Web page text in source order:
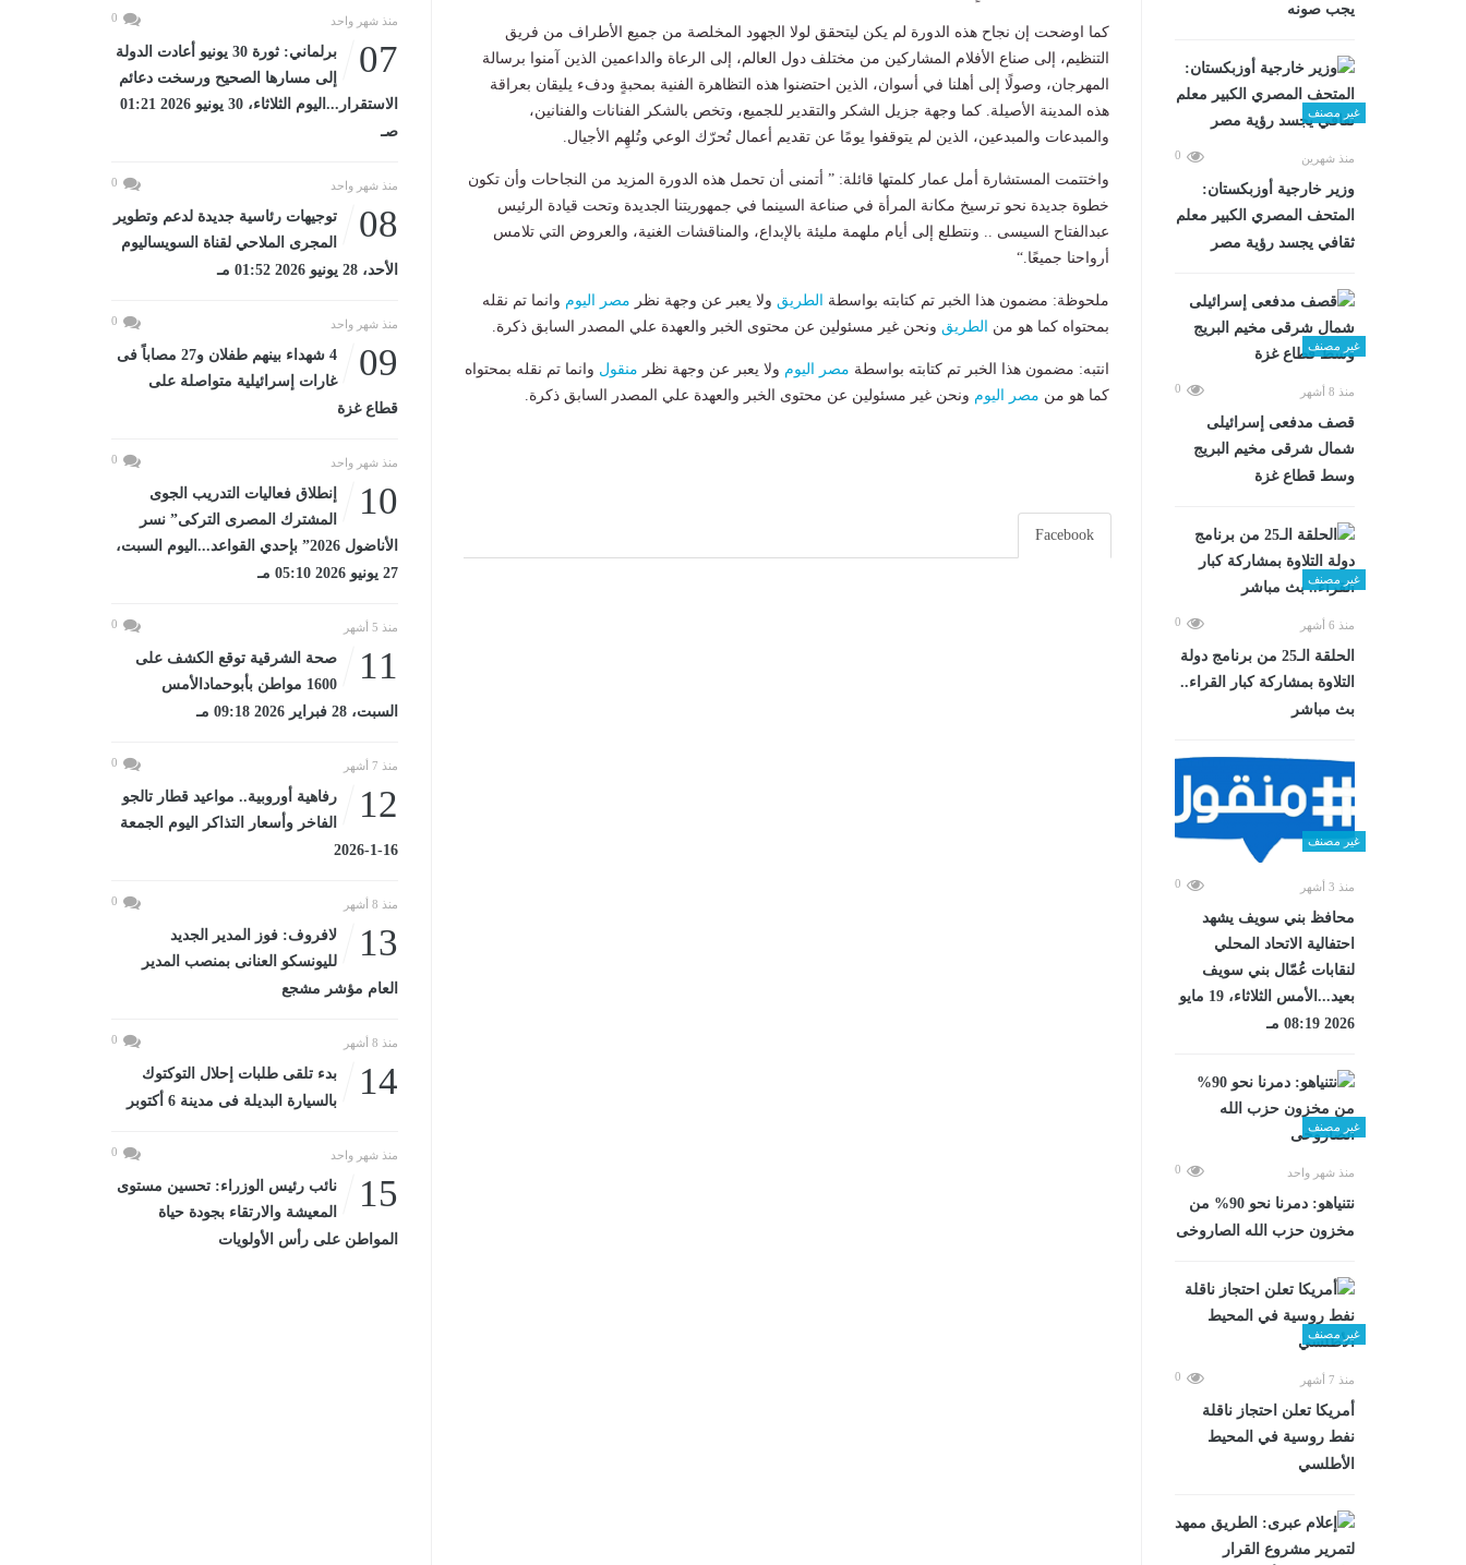
يجب صونه
غير مصنف
منذ شهرين 0
وزير خارجية أوزبكستان:
المتحف المصري الكبير معلم
ثقافي يجسد رؤية مصر
غير مصنف
منذ 8 أشهر 0
قصف مدفعى إسرائيلى
شمال شرقى مخيم البريج
وسط قطاع غزة
غير مصنف
منذ 6 أشهر 0
الحلقة الـ25 من برنامج دولة
التلاوة بمشاركة كبار القراء..
بث مباشر
غير مصنف
منذ 3 أشهر 0
محافظ بني سويف يشهد
احتفالية الاتحاد المحلي
لنقابات عُمّال بني سويف
بعيد...الأمس الثلاثاء، 19 مايو
2026 08:19 مـ
غير مصنف
منذ شهر واحد 0
نتنياهو: دمرنا نحو 90% من
مخزون حزب الله الصاروخى
غير مصنف
منذ 7 أشهر 0
أمريكا تعلن احتجاز ناقلة
نفط روسية في المحيط
الأطلسي
كما اوضحت إن نجاح هذه الدورة لم يكن ليتحقق لولا الجهود المخلصة من جميع الأطراف من فريق
التنظيم، إلى صناع الأفلام المشاركين من مختلف دول العالم، إلى الرعاة والداعمين الذين آمنوا برسالة
المهرجان، وصولًا إلى أهلنا في أسوان، الذين احتضنوا هذه التظاهرة الفنية بمحبةٍ ودفء يليقان بعراقة
هذه المدينة الأصيلة. كما وجهة جزيل الشكر والتقدير للجميع، وتخص بالشكر الفنانات والفنانين،
والمبدعات والمبدعين، الذين لم يتوقفوا يومًا عن تقديم أعمال تُحرّك الوعي وتُلهِم الأجيال.
واختتمت المستشارة أمل عمار كلمتها قائلة: ” أتمنى أن تحمل هذه الدورة المزيد من النجاحات وأن تكون
خطوة جديدة نحو ترسيخ مكانة المرأة في صناعة السينما في جمهوريتنا الجديدة وتحت قيادة الرئيس
عبدالفتاح السيسى .. ونتطلع إلى أيام ملهمة مليئة بالإبداع، والمناقشات الغنية، والعروض التي تلامس
أرواحنا جميعًا.“
ملحوظة: مضمون هذا الخبر تم كتابته بواسطة الطريق ولا يعبر عن وجهة نظر مصر اليوم وانما تم نقله
بمحتواه كما هو من
الطريق ونحن غير مسئولين عن محتوى الخبر والعهدة علي المصدر السابق ذكرة.
انتبه: مضمون هذا الخبر تم كتابته بواسطة مصر اليوم ولا يعبر عن وجهة نظر منقول وانما تم نقله بمحتواه
كما هو من مصر اليوم ونحن غير مسئولين عن محتوى الخبر والعهدة علي المصدر السابق ذكرة.
Facebook
منذ شهر واحد 0
07
برلماني: ثورة 30 يونيو أعادت الدولة
إلى مسارها الصحيح ورسخت دعائم
الاستقرار...اليوم الثلاثاء، 30 يونيو 2026 01:21
صـ
منذ شهر واحد 0
08
توجيهات رئاسية جديدة لدعم وتطوير
المجرى الملاحي لقناة السويساليوم
الأحد، 28 يونيو 2026 01:52 مـ
منذ شهر واحد 0
09
4 شهداء بينهم طفلان و27 مصاباً فى
غارات إسرائيلية متواصلة على
قطاع غزة
منذ شهر واحد 0
10
إنطلاق فعاليات التدريب الجوى
المشترك المصرى التركى” نسر
الأناضول 2026” بإحدي القواعد...اليوم السبت،
27 يونيو 2026 05:10 مـ
منذ 5 أشهر 0
11
صحة الشرقية توقع الكشف على
1600 مواطن بأبوحمادالأمس
السبت، 28 فبراير 2026 09:18 مـ
منذ 7 أشهر 0
12
رفاهية أوروبية.. مواعيد قطار تالجو
الفاخر وأسعار التذاكر اليوم الجمعة
16-1-2026
منذ 8 أشهر 0
13
لافروف: فوز المدير الجديد
لليونسكو العنانى بمنصب المدير
العام مؤشر مشجع
منذ 8 أشهر 0
14
بدء تلقى طلبات إحلال التوكتوك
بالسيارة البديلة فى مدينة 6 أكتوبر
منذ شهر واحد 0
15
نائب رئيس الوزراء: تحسين مستوى
المعيشة والارتقاء بجودة حياة
المواطن على رأس الأولويات